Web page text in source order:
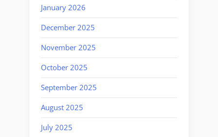
January 2026
December 2025
November 2025
October 2025
September 2025
August 2025
July 2025